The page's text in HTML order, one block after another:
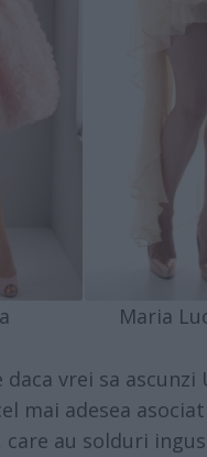
Maria
vrei sa ascunzi
mai adesea
au solduri